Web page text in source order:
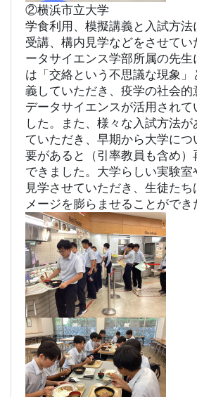
②横浜市立大学
学食利用、模擬講義と入試方
受講、構内見学などをさせて
ータサイエンス学部所属の先
は「交絡という不思議な現象
義していただき、疫学の社会的
データサイエンスが活用されて
した。また、様々な入試方法が
ていただき、早期から大学に
要があると（引率教員も含め
できました。大学らしい実験室
見学させていただき、生徒たち
メージを膨らませることができ